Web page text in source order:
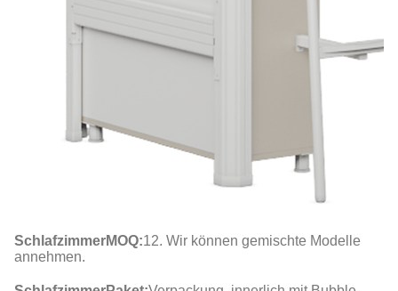
SchlafzimmerMOQ:12. Wir können gemischte Modelle
annehmen.